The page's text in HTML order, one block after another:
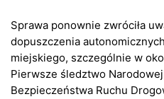
Sprawa ponownie zwróciła
dopuszczenia
miejskiego, szczególnie w
Pierwsze śledztwo
Bezpieczeństwa Ruchu